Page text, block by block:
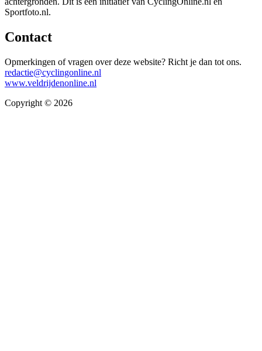
Sportfoto.nl.
Contact
Opmerkingen of vragen over deze website? Richt je dan tot ons.
redactie@cyclingonline.nl
www.veldrijdenonline.nl
Copyright © 2026